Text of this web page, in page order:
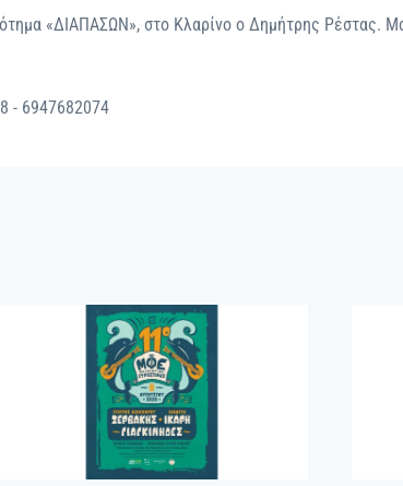
«ΔΙΑΠΑΣΩΝ», στο Κλαρίνο ο Δημήτρης Ρέστας.
- 6947682074